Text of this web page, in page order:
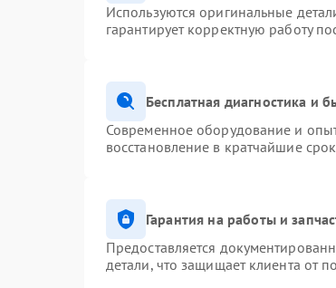
Используются оригинальные
гарантирует корректную работу
Бесплатная диагностика и
Современное оборудование и
восстановление в кратчайшие
Гарантия на работы и
Предоставляется
детали, что защищает клиента от